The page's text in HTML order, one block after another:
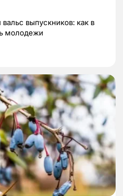
выпускников: как в
молодежи